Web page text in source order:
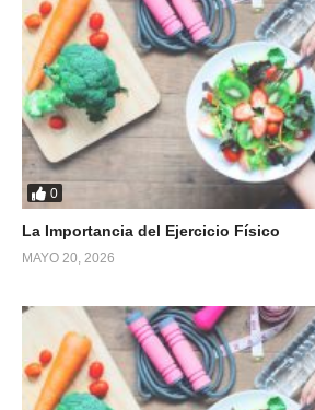
0
La Importancia del Ejercicio Físico
MAYO 20, 2026